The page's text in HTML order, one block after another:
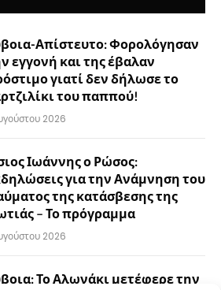
Απίστευτο: Φορολόγησαν
γιατί δεν δήλωσε το
του παππού!
2026
Ιωάννης ο Ρώσος:
της κατάσβεσης της